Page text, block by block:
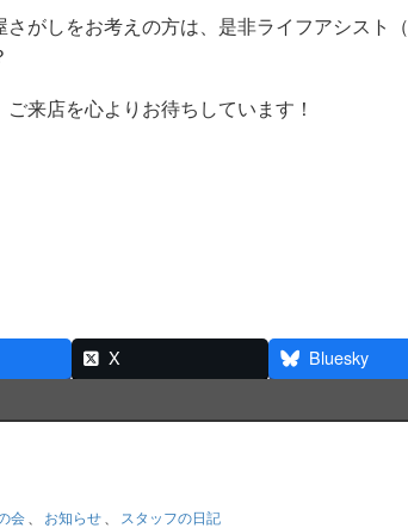
さがしをお考えの方は、是非ライフアシスト
来店を心よりお待ちしています！
X Bluesky
会 お知らせ スタッフの日記